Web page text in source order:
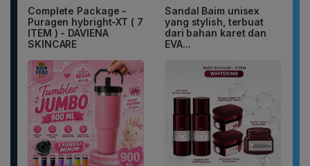
Complete Package -
Puragen hybright-XT ( 7
ITEM ) - DAVIENA
SKINCARE
Sandal Baim unisex
yang stylish, terbuat
dari bahan karet dan
EVA...